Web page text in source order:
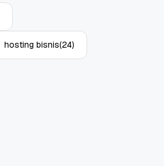
hosting bisnis(24)